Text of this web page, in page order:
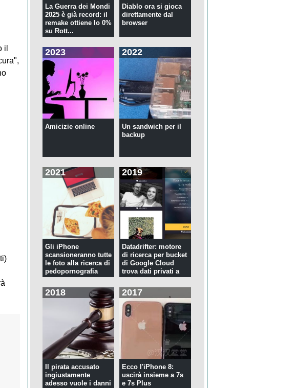
il
La Guerra dei Mondi
2025 è già record: il
remake ottiene lo 0%
su Rott...
Diablo ora si gioca
direttamente dal
browser
2023
Amicizie online
2022
Un sandwich per il
backup
2021
Gli iPhone
scansioneranno tutte
le foto alla ricerca di
pedopornografia
2019
Datadrifter: motore
di ricerca per bucket
di Google Cloud
trova dati privati a
p...
2018
Il pirata accusato
ingiustamente
adesso vuole i danni
2017
Ecco l'iPhone 8:
uscirà insieme a 7s
e 7s Plus